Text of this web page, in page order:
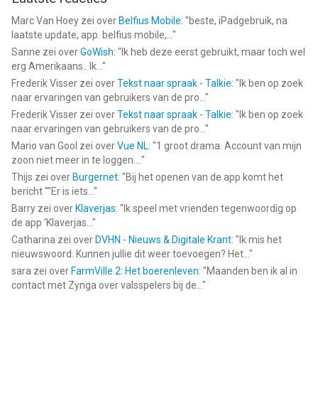
Marc Van Hoey zei over Belfius Mobile: "beste, iPadgebruik, na
laatste update, app. belfius mobile,... "
Sanne zei overGoWish: " Ik heb deze eerst gebruikt, maar toch wel
erg Amerikaans.. Ik... "
Frederik Visser zei overTekst naar spraak - Talkie: " Ik ben op zoek
naar ervaringen van gebruikers van de pro... "
Frederik Visser zei overTekst naar spraak - Talkie: " Ik ben op zoek
naar ervaringen van gebruikers van de pro... "
Mario van Gool zei overVue NL: "1 groot drama. Account van mijn
zoon niet meer in te loggen.... "
Thijs zei over Burgernet: "Bij het openen van de app komt het
bericht ""Er is iets... "
Barry zei over Klaverjas: " Ik speel met vrienden tegenwoordig op
de app ‘Klaverjas... "
Catharina zei over DVHN - Nieuws & Digitale Krant: " Ik mis het
nieuwswoord. Kunnen jullie dit weer toevoegen? Het... "
sara zei over FarmVille 2: Het boerenleven: "Maanden ben ik al in
contact met Zynga over valsspelers bij de... "